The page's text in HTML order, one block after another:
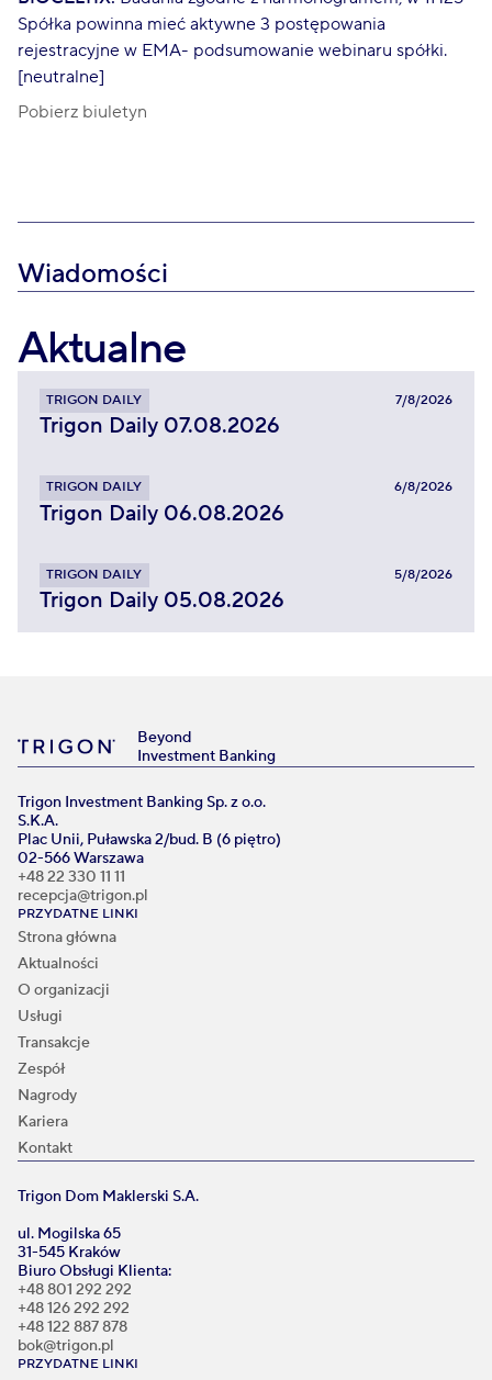
Spółka powinna mieć aktywne 3 postępowania
rejestracyjne w EMA- podsumowanie webinaru spółki.
[neutralne]
Pobierz biuletyn
Wiadomości
Aktualne
TRIGON DAILY 7/8/2026
Trigon Daily 07.08.2026
TRIGON DAILY 6/8/2026
Trigon Daily 06.08.2026
TRIGON DAILY 5/8/2026
Trigon Daily 05.08.2026
Beyond
Investment Banking
Trigon Investment Banking Sp. z o.o.
S.K.A.
Plac Unii, Puławska 2/bud. B (6 piętro)
02-566 Warszawa
+48 22 330 11 11
recepcja@trigon.pl
PRZYDATNE LINKI
Strona główna
Aktualności
O organizacji
Usługi
Transakcje
Zespół
Nagrody
Kariera
Kontakt
Trigon Dom Maklerski S.A.
ul. Mogilska 65
31-545 Kraków
Biuro Obsługi Klienta:
+48 801 292 292
+48 126 292 292
+48 122 887 878
bok@trigon.pl
PRZYDATNE LINKI